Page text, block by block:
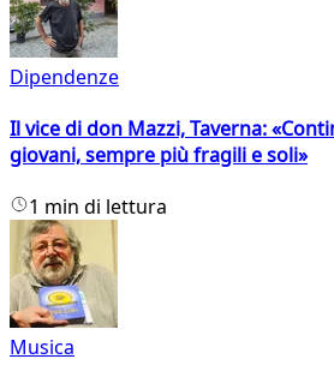
Dipendenze
Il vice di don Mazzi, Taverna:
giovani, sempre più fragili e soli»
1 min di lettura
Musica